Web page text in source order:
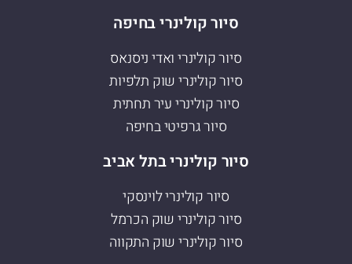
סיור קולינרי בחיפה
סיור קולינרי ואדי ניסנאס
סיור קולינרי שוק תלפיות
סיור קולינרי עיר תחתית
סיור גרפיטי בחיפה
סיור קולינרי בתל אביב
סיור קולינרי לוינסקי
סיור קולינרי שוק הכרמל
סיור קולינרי שוק התקווה